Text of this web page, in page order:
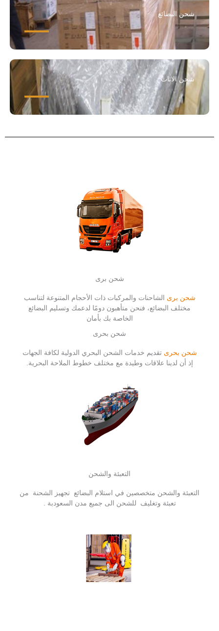
شحن البضائع
شحن الاثاث
شحن برى
شحن برى الشاحنات والمركبات ذات الأحجام المتنوعة لتناسب
مختلف البضائع، فنحن متأهبون دومًا لدعمك وتسليم البضائع
الخاصة بك بأمان
شحن بحرى
شحن بحرى تقديم خدمات الشحن البحري الدولية لكافة الجهات
إذ أن لدينا علاقات وطيدة مع مختلف خطوط الملاحة البحرية.
التعبئة والشحن
التعبئة والشحن متخصصين في استلام البضائع تجهيز الشحنة من
تعبئة وتغليف للشحن الى جميع مدن السعودبة .